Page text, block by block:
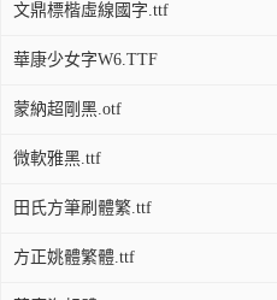
文鼎標楷虛線國字.ttf
華康少女字W6.TTF
蒙納超剛黑.otf
微軟雅黑.ttf
田氏方筆刷體繁.ttf
方正姚體繁體.ttf